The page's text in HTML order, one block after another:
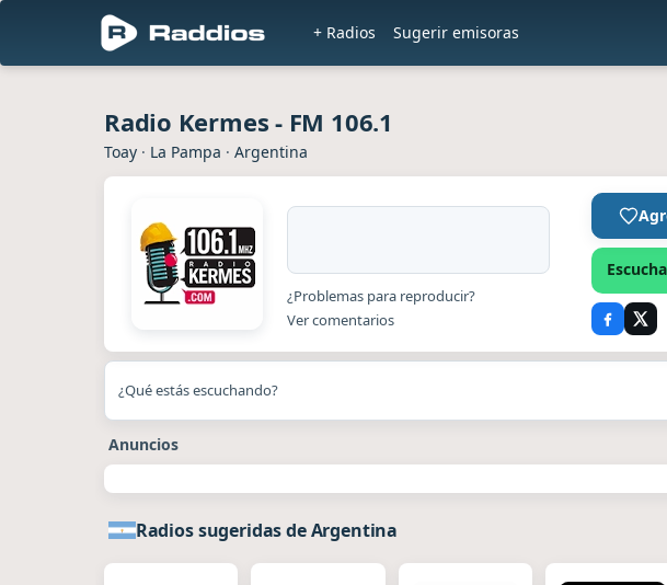
+ Radios Sugerir emisoras
Radio Kermes - FM 106.1
Toay · La Pampa · Argentina
¿Problemas para reproducir?
Ver comentarios
¿Qué estás escuchando?
Anuncios
Radios sugeridas de Argentina